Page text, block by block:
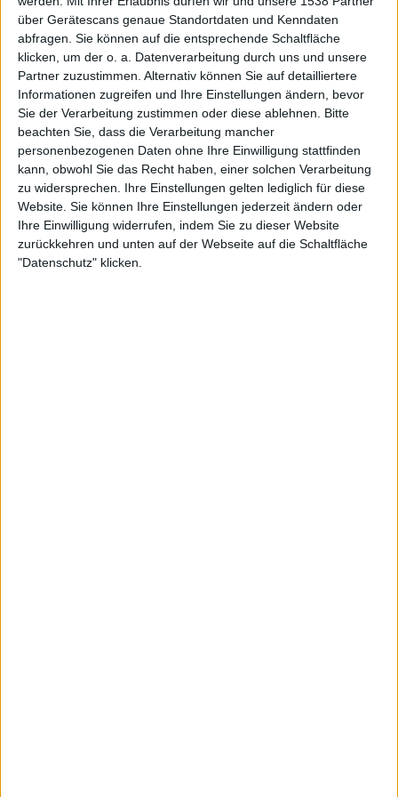
über Gerätescans genaue Standortdaten und Kenndaten
abfragen. Sie können auf die entsprechende Schaltfläche
klicken, um der o. a. Datenverarbeitung durch uns und unsere
Partner zuzustimmen. Alternativ können Sie auf detailliertere
Informationen zugreifen und Ihre Einstellungen ändern, bevor
Sie der Verarbeitung zustimmen oder diese ablehnen. Bitte
beachten Sie, dass die Verarbeitung mancher
personenbezogenen Daten ohne Ihre Einwilligung stattfinden
kann, obwohl Sie das Recht haben, einer solchen Verarbeitung
zu widersprechen. Ihre Einstellungen gelten lediglich für diese
Website. Sie können Ihre Einstellungen jederzeit ändern oder
Ihre Einwilligung widerrufen, indem Sie zu dieser Website
zurückkehren und unten auf der Webseite auf die Schaltfläche
"Datenschutz" klicken.
Dominik Rothe
"Irgendeiner wartet immer."
Newsletter abonnieren